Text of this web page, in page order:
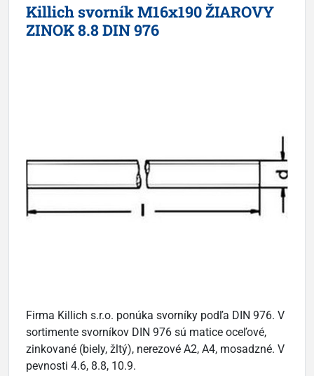
Killich svorník M16x190 ŽIAROVY
ZINOK 8.8 DIN 976
Firma Killich s.r.o. ponúka svorníky podľa DIN 976. V
sortimente svorníkov DIN 976 sú matice oceľové,
zinkované (biely, žltý), nerezové A2, A4, mosadzné. V
pevnosti 4.6, 8.8, 10.9.